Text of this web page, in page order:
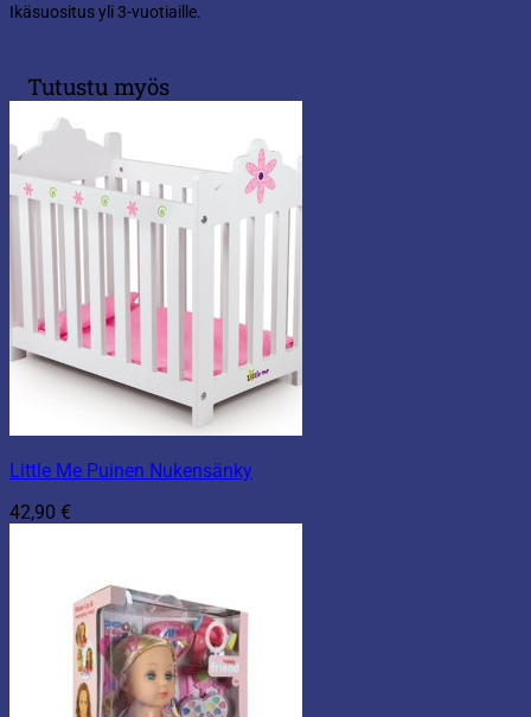
Ikäsuositus yli 3-vuotiaille.
Tutustu myös
Little Me Puinen Nukensänky
42,90 €